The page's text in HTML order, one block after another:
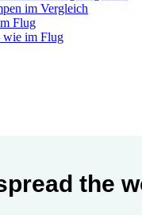
im Vergleich
Flug
wie im Flug
the